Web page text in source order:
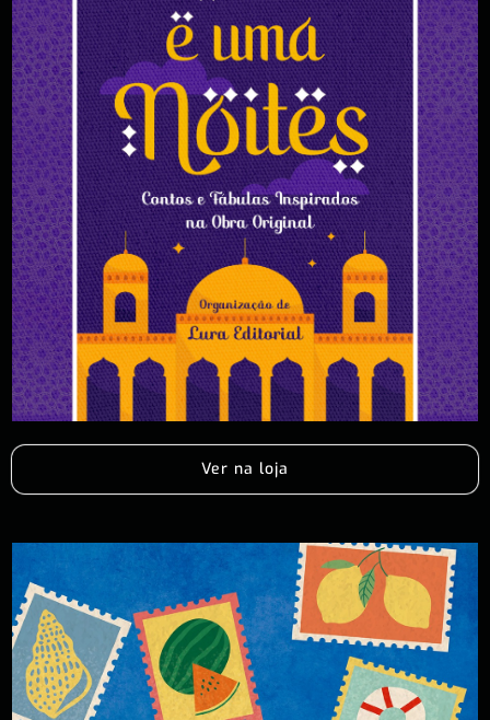
Ver na loja